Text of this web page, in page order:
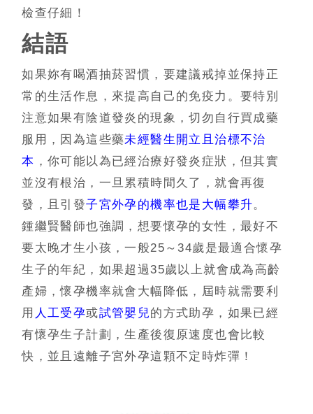
檢查仔細！
結語
如果妳有喝酒抽菸習慣，要建議戒掉並保持正
常的生活作息，來提高自己的免疫力。要特別
注意如果有陰道發炎的現象，切勿自行買成藥
服用，因為這些藥未經醫生開立且治標不治
本 ，你可能以為已經治療好發炎症狀，但其實
並沒有根治，一旦累積時間久了，就會再復
發，且引發子宮外孕的機率也是大幅攀升。
鍾繼賢醫師也強調，想要懷孕的女性，最好不
要太晚才生小孩，一般25 ～34歲是最適合懷孕
生子的年紀，如果超過35歲以上就會成為高齡
產婦，懷孕機率就會大幅降低，屆時就需要利
用 人工受孕或試管嬰兒的方式助孕，如果已經
有懷孕生子計劃，生產後復原速度也會比較
快，並且遠離子宮外孕這顆不定時炸彈！